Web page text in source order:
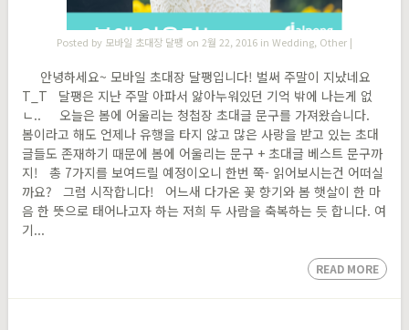
Posted by 모바일 초대장 달팽 on 2월 22, 2016 in Wedding, Other|
안녕하세요~ 모바일 초대장 달팽입니다! 벌써 주말이 지났네요
T_T 달팽은 지난 주말 아파서 앓아누워있던 기억 밖에 나는게 없
ㄴ.. 오늘은 봄에 어울리는 청첩장 초대글 문구를 가져왔습니다.
봄이라고 해도 언제나 유행을 타지 않고 많은 사랑을 받고 있는 초대
글들도 존재하기 때문에 봄에 어울리는 문구 + 초대글 베스트 문구까
지! 총 7가지를 보여드릴 예정이오니 한번 쭉- 읽어보시는건 어떠실
까요? 그럼 시작합니다! 어느새 다가온 꽃 향기와 봄 햇살이 한 마
음 한 뜻으로 태어나고자 하는 저희 두 사람을 축복하는 듯 합니다. 여
기...
READ MORE